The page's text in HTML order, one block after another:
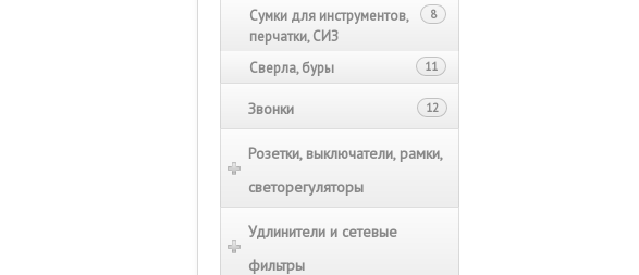
8
Сумки для инструментов,
перчатки, СИЗ
11
Сверла, буры
12
Звонки
Розетки, выключатели, рамки,
светорегуляторы
Удлинители и сетевые
фильтры